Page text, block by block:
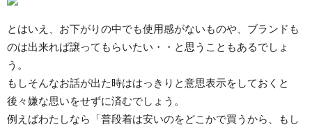
とはいえ、お下がりの中でも使用感がないものや、ブランドも
のは出来れば譲ってもらいたい・・と思うこともあるでしょ
う。
もしそんなお話が出た時ははっきりと意思表示をしておくと
後々嫌な思いをせずに済むでしょう。
例えばわたしなら「普段着は安いのをどこかで買うから、もし